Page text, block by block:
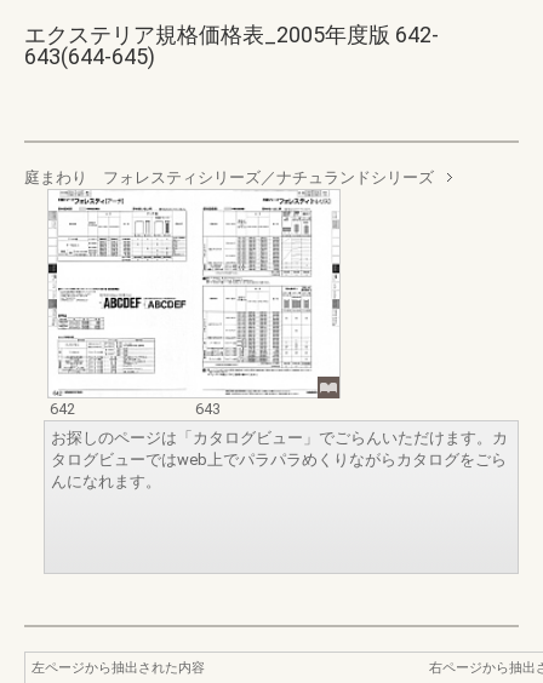
エクステリア規格価格表_2005年度版 642-
643(644-645)
庭まわり フォレスティシリーズ／ナチュランドシリーズ
642
643
お探しのページは「カタログビュー」でごらんいただけます。カ
タログビューではweb上でパラパラめくりながらカタログをごら
んになれます。
左ページから抽出された内容
右ページから抽出